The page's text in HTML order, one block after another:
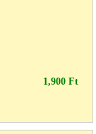
1,900 Ft